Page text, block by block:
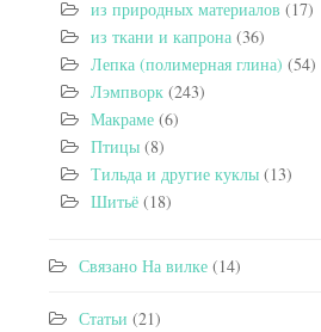
из природных материалов (17)
из ткани и капрона (36)
Лепка (полимерная глина) (54)
Лэмпворк (243)
Макраме (6)
Птицы (8)
Тильда и другие куклы (13)
Шитьё (18)
Связано На вилке (14)
Статьи (21)